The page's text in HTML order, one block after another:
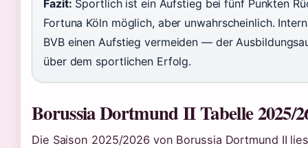
Fazit: Sportlich ist ein Aufstieg bei fünf Punkten
Fortuna Köln möglich, aber unwahrscheinlich.
BVB einen Aufstieg vermeiden — der
über dem sportlichen Erfolg.
Borussia Dortmund II Tabelle 2025/
Die Saison 2025/2026 von Borussia Dortmund II